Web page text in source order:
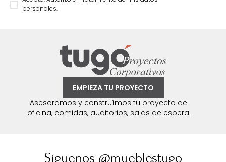
personales.
EMPIEZA TU PROYECTO
Asesoramos y construímos tu proyecto de:
oficina, comidas, auditorios, salas de espera.
Síguenos @mueblestugo